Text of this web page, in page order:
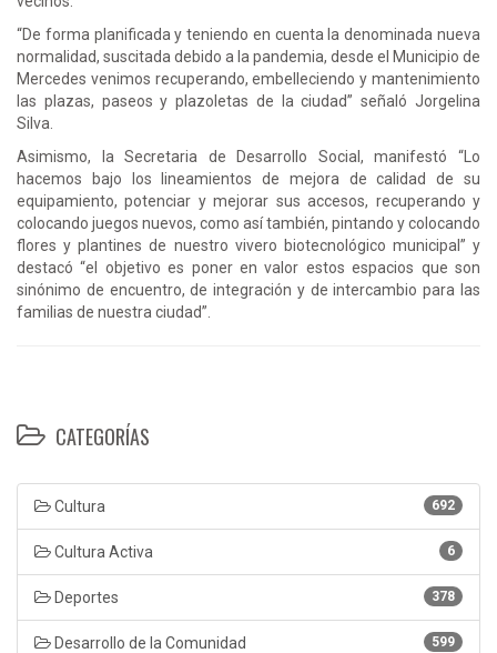
“De forma planificada y teniendo en cuenta la denominada nueva
normalidad, suscitada debido a la pandemia, desde el Municipio de
Mercedes venimos recuperando, embelleciendo y mantenimiento
las plazas, paseos y plazoletas de la ciudad” señaló Jorgelina
Silva.
Asimismo, la Secretaria de Desarrollo Social, manifestó “Lo
hacemos bajo los lineamientos de mejora de calidad de su
equipamiento, potenciar y mejorar sus accesos, recuperando y
colocando juegos nuevos, como así también, pintando y colocando
flores y plantines de nuestro vivero biotecnológico municipal” y
destacó “el objetivo es poner en valor estos espacios que son
sinónimo de encuentro, de integración y de intercambio para las
familias de nuestra ciudad”.
CATEGORÍAS
692
Cultura
6
Cultura Activa
378
Deportes
599
Desarrollo de la Comunidad